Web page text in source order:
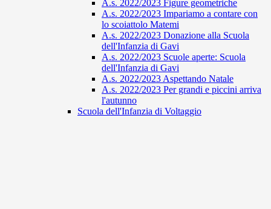
A.s. 2022/2023 Figure geometriche
A.s. 2022/2023 Impariamo a contare con
lo scoiattolo Matemi
A.s. 2022/2023 Donazione alla Scuola
dell'Infanzia di Gavi
A.s. 2022/2023 Scuole aperte: Scuola
dell'Infanzia di Gavi
A.s. 2022/2023 Aspettando Natale
A.s. 2022/2023 Per grandi e piccini arriva
l'autunno
Scuola dell'Infanzia di Voltaggio